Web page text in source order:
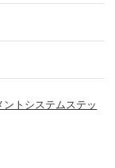
トシステムステッ